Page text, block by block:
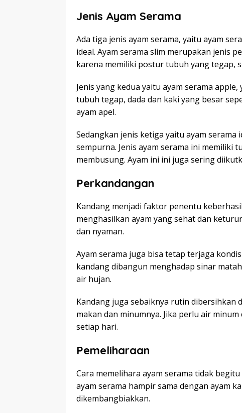
Jenis Ayam Serama
Ada tiga jenis ayam serama, yaitu ayam
ideal. Ayam serama slim merupakan jenis
karena memiliki postur tubuh yang tegap,
Jenis yang kedua yaitu ayam serama
tubuh tegap, dada dan kaki yang besar
ayam apel.
Sedangkan jenis ketiga yaitu ayam
sempurna. Jenis ayam serama ini memiliki
membusung. Ayam ini ini juga sering
Perkandangan
Kandang menjadi faktor penentu
menghasilkan ayam yang sehat dan
dan nyaman.
Ayam serama juga bisa tetap terjaga
kandang dibangun menghadap sinar
air hujan.
Kandang juga sebaiknya rutin
makan dan minumnya. Jika perlu air
setiap hari.
Pemeliharaan
Cara memelihara ayam serama tidak
ayam serama hampir sama dengan ayam
dikembangbiakkan.